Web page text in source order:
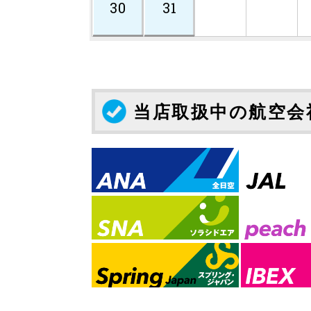
30 31
当店取扱中の航空